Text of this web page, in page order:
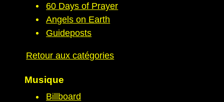
60 Days of Prayer
Angels on Earth
Guideposts
Retour aux catégories
Musique
Billboard